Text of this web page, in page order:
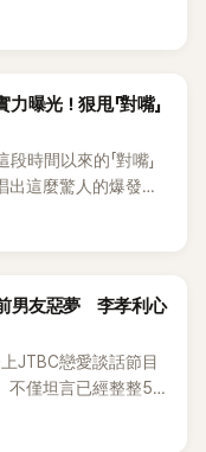
技備受肯定，精緻
足，讓不少網友看
光！狠甩「對嘴」
時間以來的「對嘴」
出這麼驚人的爆發力
男友惡夢 李孝利心
JTBC戀愛談話節目
不僅坦言已經整整5
因，全與上一段戀情